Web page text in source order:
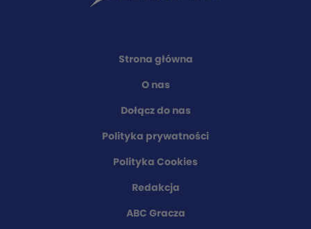
Strona główna
O nas
Dołącz do nas
Polityka prywatności
Polityka Cookies
Redakcja
ABC Gracza